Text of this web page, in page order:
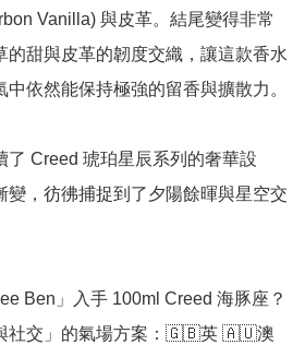
Vanilla) 與皮革。結尾變得非常
的甜與皮革的韌度交織，讓這款香水
依然能保持極強的留香與擴散力。
了 Creed 琥珀星辰系列的奢華設
變，彷彿捕捉到了夕陽餘暉與星空交
Ben」入手 100ml Creed 海豚座？
社交」的氣場方案：🇬🇧英 🇦🇺澳